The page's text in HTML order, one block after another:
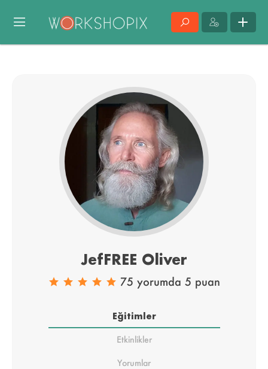
JefFREE Oliver
75 yorumda 5 puan
Eğitimler
Etkinlikler
Yorumlar